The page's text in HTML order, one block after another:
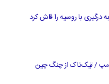
درگیری با روسیه را فاش کرد
با ترامپ / تیک‌تاک از چنگ چین